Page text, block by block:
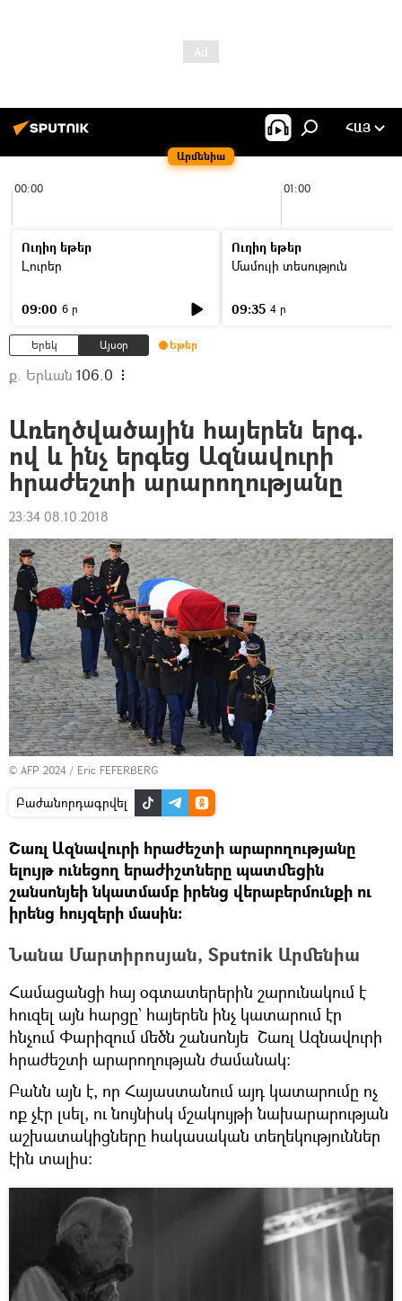
Արմենիա
ՀԱՅ
00:00 01:00
Ուղիղ եթեր
Լուրեր
09:00 6 ր
Ուղիղ եթեր
Մամուլի տեսություն
09:35 4 ր
Երեկ Այսօր Եթեր
ք. Երևան 106.0
Առեղծվածային հայերեն երգ.
ով և ինչ երգեց Ազնավուրի
հրաժեշտի արարողությանը
23:34 08.10.2018
© AFP 2024 / Eric FEFERBERG
Բաժանորդագրվել
Շառլ Ազնավուրի հրաժեշտի արարողությանը
ելույթ ունեցող երաժիշտները պատմեցին
շանսոնյեի նկատմամբ իրենց վերաբերմունքի ու
իրենց հույզերի մասին։
Նանա Մարտիրոսյան, Sputnik Արմենիա
Համացանցի հայ օգտատերերին շարունակում է
հուզել այն հարցը` հայերեն ինչ կատարում էր
հնչում Փարիզում մեծն շանսոնյե Շառլ Ազնավուրի
հրաժեշտի արարողության ժամանակ։
Բանն այն է, որ Հայաստանում այդ կատարումը ոչ
ոք չէր լսել, ու նույնիսկ մշակույթի նախարարության
աշխատակիցները հակասական տեղեկություններ
էին տալիս։